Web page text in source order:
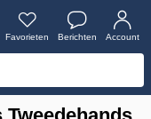
Favorieten Berichten Account